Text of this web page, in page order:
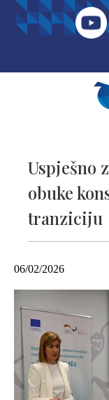
Uspješno
obuke
tranziciju
06/02/2026